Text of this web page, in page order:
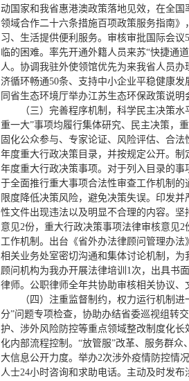
动国家和我省惠港澳政策落地见效，在全
领域合作二十六条措施百项政策服务指南
习、生活提供便利服务。审核审批国际会
临的困难。率先开通外籍人员来苏“快捷通
人。协调我驻外使领馆优先为来我省人员
济循环畅通50条、支持中小企业平稳健康
同省生态环境厅举办江苏生态环保政策说明
（三）完善程序机制，科学民主决策
重一大”事项均履行集体研究、民主决策，
固化公众参与、专家论证、风险评估、合
年度重大行政决策目录，并按规定公开。
年度重大行政决策事项。对于列入目录的
于全面推行重大事项合法性审查工作机制
限度降低决策风险，避免决策失误。印发
性文件出现违法以及明显不合理的内容。
意见2份，重大行政决策事项法律审核意见
工作机制。出台《省外办法律顾问管理办
相关业务处室密切沟通和集体讨论机制，
顾问机构为我办开展法律培训1次，出具书
律师。公职律师全年共协助审核相关协议、
（四）注重监督制约，权力运行机制
分”问题专项检查，协助办结省委巡视组转
护、涉外风险防控等重点领域整改制度化
化内部流程控制。“放管服”改革、服务群
大信息公开力度。举办2次涉外疫情防控情
人士24小时咨询和求助电话。主动及时发